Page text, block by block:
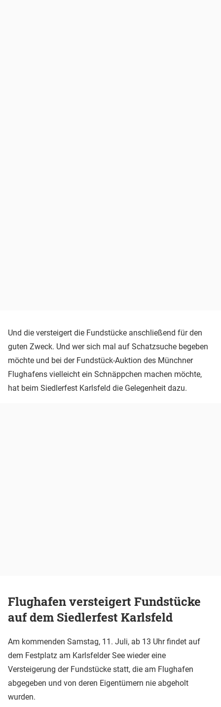
Und die versteigert die Fundstücke anschließend für den
guten Zweck. Und wer sich mal auf Schatzsuche begeben
möchte und bei der Fundstück-Auktion des Münchner
Flughafens vielleicht ein Schnäppchen machen möchte,
hat beim Siedlerfest Karlsfeld die Gelegenheit dazu.
Flughafen versteigert Fundstücke
auf dem Siedlerfest Karlsfeld
Am kommenden Samstag, 11. Juli, ab 13 Uhr findet auf
dem Festplatz am Karlsfelder See wieder eine
Versteigerung der Fundstücke statt, die am Flughafen
abgegeben und von deren Eigentümern nie abgeholt
wurden.